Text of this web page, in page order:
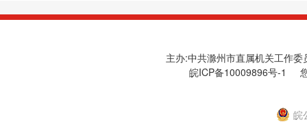
主办:中共滁州市直属机关工作
皖ICP备10009896号-1
您
皖